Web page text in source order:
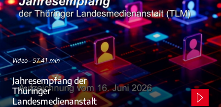
Video - 57:41 min
Jahresempfang der
Thüringer
Landesmedienanstalt